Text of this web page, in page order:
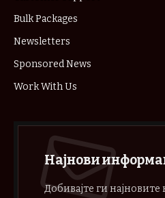
Bulk Packages
Newsletters
Sponsored News
Work With Us
Најнови
Добивајте ги